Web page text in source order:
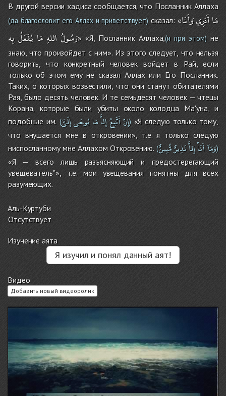
В другой версии хадиса сообщается, что Посланник Аллаха
(да благословит его Аллах и приветствует) сказал: « مَاأَدْرِيوَأَنَا
رَسُولُ اللهِ مَا يُفْعَلُ بِه » «Я, Посланник Аллаха,(и при этом)не
знаю, что произойдет с ним». Из этого следует, что нельзя
говорить, что конкретный человек войдет в Рай, если
только об этом ему не сказал Аллах или Его Посланник.
Таких, о которых возвестили, что они станут обитателями
Рая, было десять человек. И те семьдесят человек — чтецы
Корана, которые были убиты около колодца Ма'уна, и
подобные им. ( إِنْأَتَّبِعُإِلاَّمَايُوحَىإِلَىَّ ) «Я следую только тому,
что внушается мне в откровении», т.е. я только следую
ниспосланному мне Аллахом Откровению. ( وَمَآأَنَاْإِلاَّنَذِيرٌمُّبِينٌ )
«Я — всего лишь разъясняющий и предостерегающий
увещеватель"», т.е. мои увещевания понятны для всех
разумеющих.
Аль-Куртуби
Отсутствует
Изучение аята
Я изучил и понял данный аят!
Видео
Добавить новый видеоролик